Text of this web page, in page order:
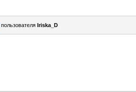
пользователя Iriska_D